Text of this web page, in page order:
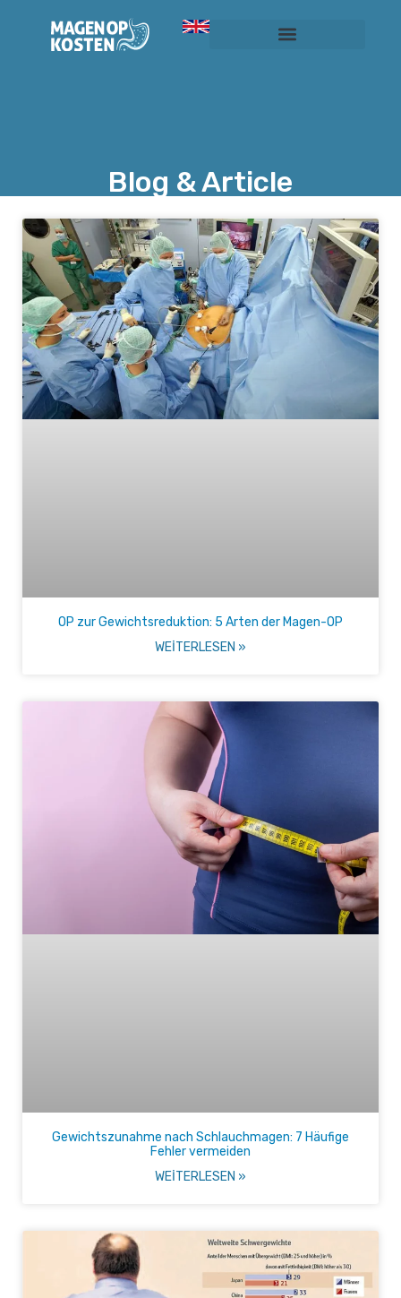
Blog & Article
OP zur Gewichtsreduktion: 5 Arten der Magen-OP
WEITERLESEN »
Gewichtszunahme nach Schlauchmagen: 7 Häufige
Fehler vermeiden
WEITERLESEN »